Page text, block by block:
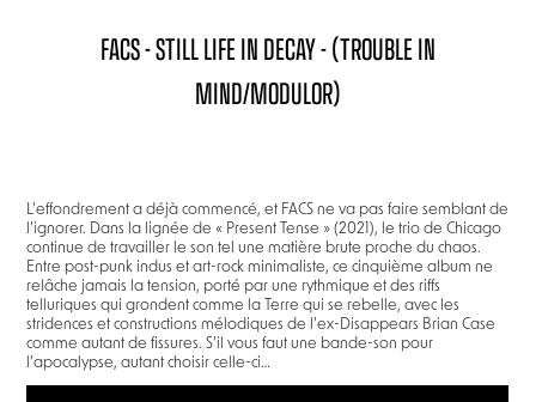
FACS - STILL LIFE IN DECAY - (TROUBLE IN
MIND/MODULOR)
L’effondrement a déjà commencé, et FACS ne va pas faire semblant de
l’ignorer. Dans la lignée de « Present Tense » (2021), le trio de Chicago
continue de travailler le son tel une matière brute proche du chaos.
Entre post-punk indus et art-rock minimaliste, ce cinquième album ne
relâche jamais la tension, porté par une rythmique et des riffs
telluriques qui grondent comme la Terre qui se rebelle, avec les
stridences et constructions mélodiques de l’ex-Disappears Brian Case
comme autant de fissures. S’il vous faut une bande-son pour
l’apocalypse, autant choisir celle-ci…